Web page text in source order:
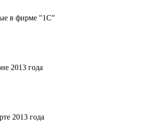
в фирме "1С"
2013 года
2013 года